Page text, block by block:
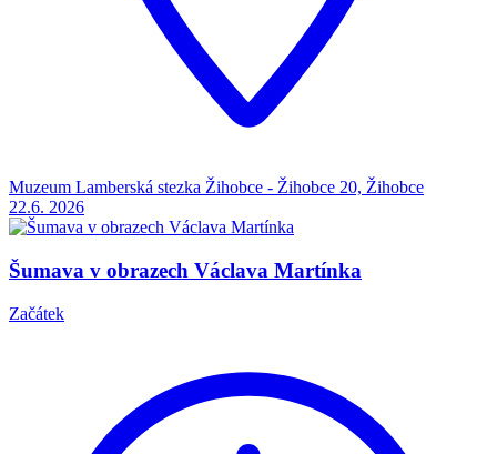
Muzeum Lamberská stezka Žihobce - Žihobce 20, Žihobce
22.6. 2026
Šumava v obrazech Václava Martínka
Začátek